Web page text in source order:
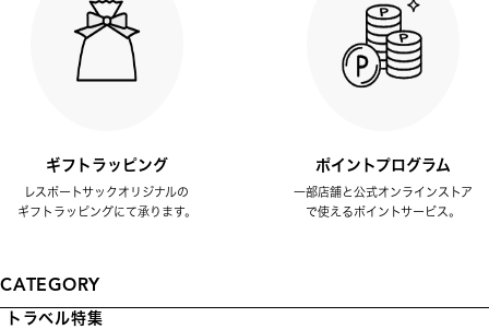
ギフトラッピング
レスポートサックオリジナルの
ギフトラッピングにて承ります。
ポイントプログラム
一部店舗と公式オンラインストア
で使えるポイントサービス。
CATEGORY
トラベル特集